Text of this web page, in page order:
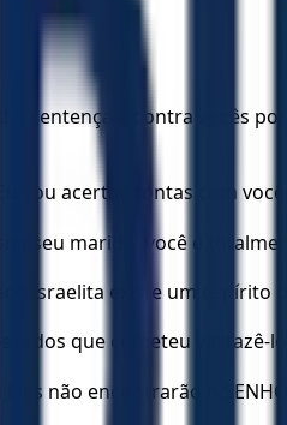
A sentença é contra vocês
vou acertar contas com vocês.
seu marido; você é
israelita existe um espírito
que cometeu vai fazê-
não encontrarão o